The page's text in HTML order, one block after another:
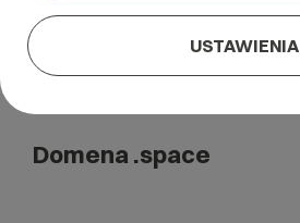
Domena .space
USTAWIENIA